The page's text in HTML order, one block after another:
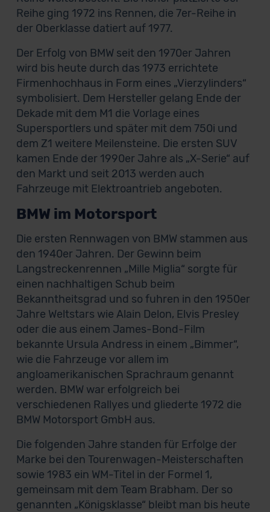
Reihe ging 1972 ins Rennen, die 7er-Reihe in
der Oberklasse datiert auf 1977.
Der Erfolg von BMW seit den 1970er Jahren
wird bis heute durch das 1973 errichtete
Firmenhochhaus in Form eines „Vierzylinders“
symbolisiert. Dem Hersteller gelang Ende der
Dekade mit dem M1 die Vorlage eines
Supersportlers und später mit dem 750i und
dem Z1 weitere Meilensteine. Die ersten SUV
kamen Ende der 1990er Jahre als „X-Serie“ auf
den Markt und seit 2013 werden auch
Fahrzeuge mit Elektroantrieb angeboten.
BMW im Motorsport
Die ersten Rennwagen von BMW stammen aus
den 1940er Jahren. Der Gewinn beim
Langstreckenrennen „Mille Miglia“ sorgte für
einen nachhaltigen Schub beim
Bekanntheitsgrad und so fuhren in den 1950er
Jahre Weltstars wie Alain Delon, Elvis Presley
oder die aus einem James-Bond-Film
bekannte Ursula Andress in einem „Bimmer“,
wie die Fahrzeuge vor allem im
angloamerikanischen Sprachraum genannt
werden. BMW war erfolgreich bei
verschiedenen Rallyes und gliederte 1972 die
BMW Motorsport GmbH aus.
Die folgenden Jahre standen für Erfolge der
Marke bei den Tourenwagen-Meisterschaften
sowie 1983 ein WM-Titel in der Formel 1,
gemeinsam mit dem Team Brabham. Der so
genannten „Königsklasse“ bleibt man bis heute